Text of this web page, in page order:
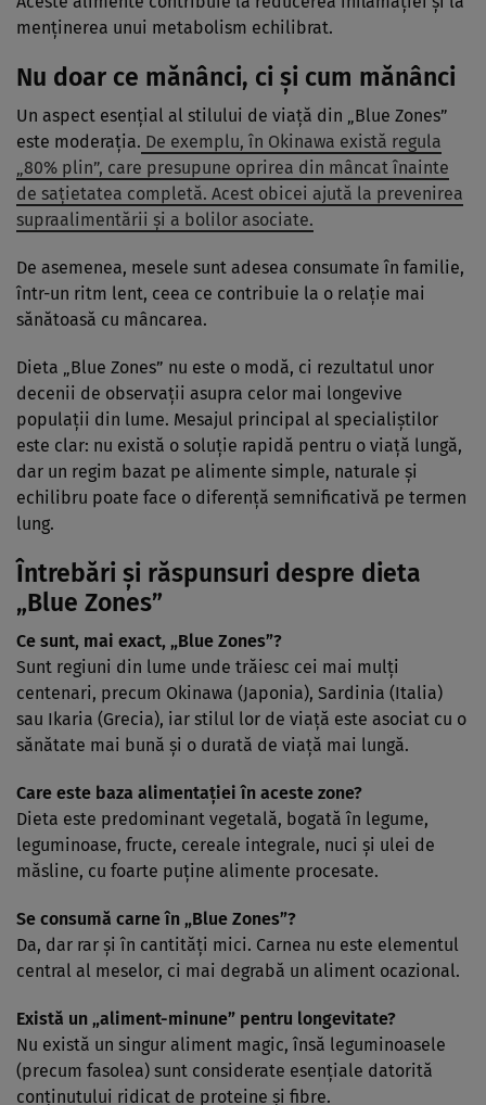
menținerea unui metabolism echilibrat.
Nu doar ce mănânci, ci și cum mănânci
Un aspect esențial al stilului de viață din „Blue Zones”
este moderația. De exemplu, în Okinawa există regula
„80% plin”, care presupune oprirea din mâncat înainte
de sațietatea completă. Acest obicei ajută la prevenirea
supraalimentării și a bolilor asociate.
De asemenea, mesele sunt adesea consumate în familie,
într-un ritm lent, ceea ce contribuie la o relație mai
sănătoasă cu mâncarea.
Dieta „Blue Zones” nu este o modă, ci rezultatul unor
decenii de observații asupra celor mai longevive
populații din lume. Mesajul principal al specialiștilor
este clar: nu există o soluție rapidă pentru o viață lungă,
dar un regim bazat pe alimente simple, naturale și
echilibru poate face o diferență semnificativă pe termen
lung.
Întrebări și răspunsuri despre dieta
„Blue Zones”
Ce sunt, mai exact, „Blue Zones”?
Sunt regiuni din lume unde trăiesc cei mai mulți
centenari, precum Okinawa (Japonia), Sardinia (Italia)
sau Ikaria (Grecia), iar stilul lor de viață este asociat cu o
sănătate mai bună și o durată de viață mai lungă.
Care este baza alimentației în aceste zone?
Dieta este predominant vegetală, bogată în legume,
leguminoase, fructe, cereale integrale, nuci și ulei de
măsline, cu foarte puține alimente procesate.
Se consumă carne în „Blue Zones”?
Da, dar rar și în cantități mici. Carnea nu este elementul
central al meselor, ci mai degrabă un aliment ocazional.
Există un „aliment-minune” pentru longevitate?
Nu există un singur aliment magic, însă leguminoasele
(precum fasolea) sunt considerate esențiale datorită
conținutului ridicat de proteine și fibre.